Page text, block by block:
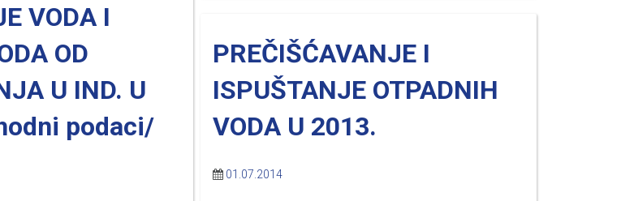
VODA I
OD
U IND. U
podaci/
PREČIŠĆAVANJE I
ISPUŠTANJE OTPADNIH
VODA U 2013.
01.07.2014